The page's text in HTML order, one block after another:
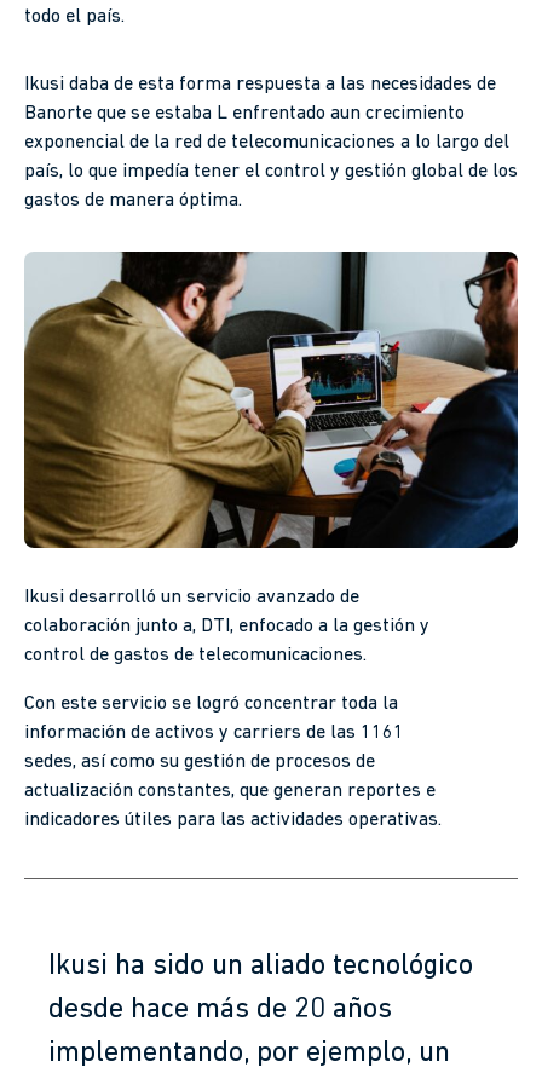
todo el país.
Ikusi daba de esta forma respuesta a las necesidades de
Banorte que se estaba L enfrentado aun crecimiento
exponencial de la red de telecomunicaciones a lo largo del
país, lo que impedía tener el control y gestión global de los
gastos de manera óptima.
Ikusi desarrolló un servicio avanzado de
colaboración junto a, DTI, enfocado a la gestión y
control de gastos de telecomunicaciones.
Con este servicio se logró concentrar toda la
información de activos y carriers de las 1161
sedes, así como su gestión de procesos de
actualización constantes, que generan reportes e
indicadores útiles para las actividades operativas.
Ikusi ha sido un aliado tecnológico
desde hace más de 20 años
implementando, por ejemplo, un